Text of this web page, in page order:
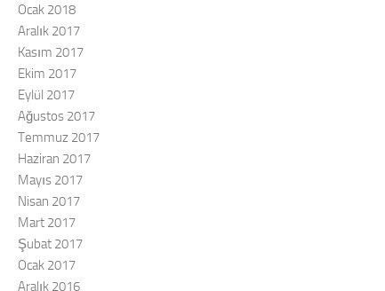
Ocak 2018
Aralık 2017
Kasım 2017
Ekim 2017
Eylül 2017
Ağustos 2017
Temmuz 2017
Haziran 2017
Mayıs 2017
Nisan 2017
Mart 2017
Şubat 2017
Ocak 2017
Aralık 2016